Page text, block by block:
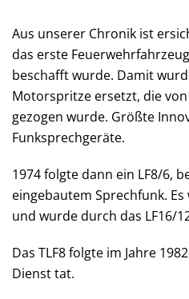
Aus unserer Chronik ist
das erste
beschafft wurde. Damit
Motorspritze ersetzt, die
gezogen wurde. Größte
Funksprechgeräte.
1974 folgte dann ein LF8/6,
eingebautem Sprechfunk.
und wurde durch das LF16/
Das TLF8 folgte im Jahre
Dienst tat.